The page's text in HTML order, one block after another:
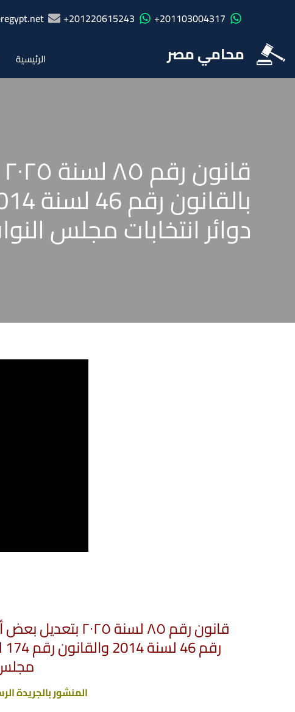
201103004317+
201220615243+
محامي مصر الرئيسية
دوائر انتخابات مجلس
قانون رقم ۸٥
المنشور بالجريدة الرسمية